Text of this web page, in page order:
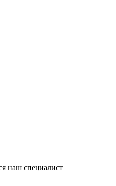
наш специалист
картой любого банка